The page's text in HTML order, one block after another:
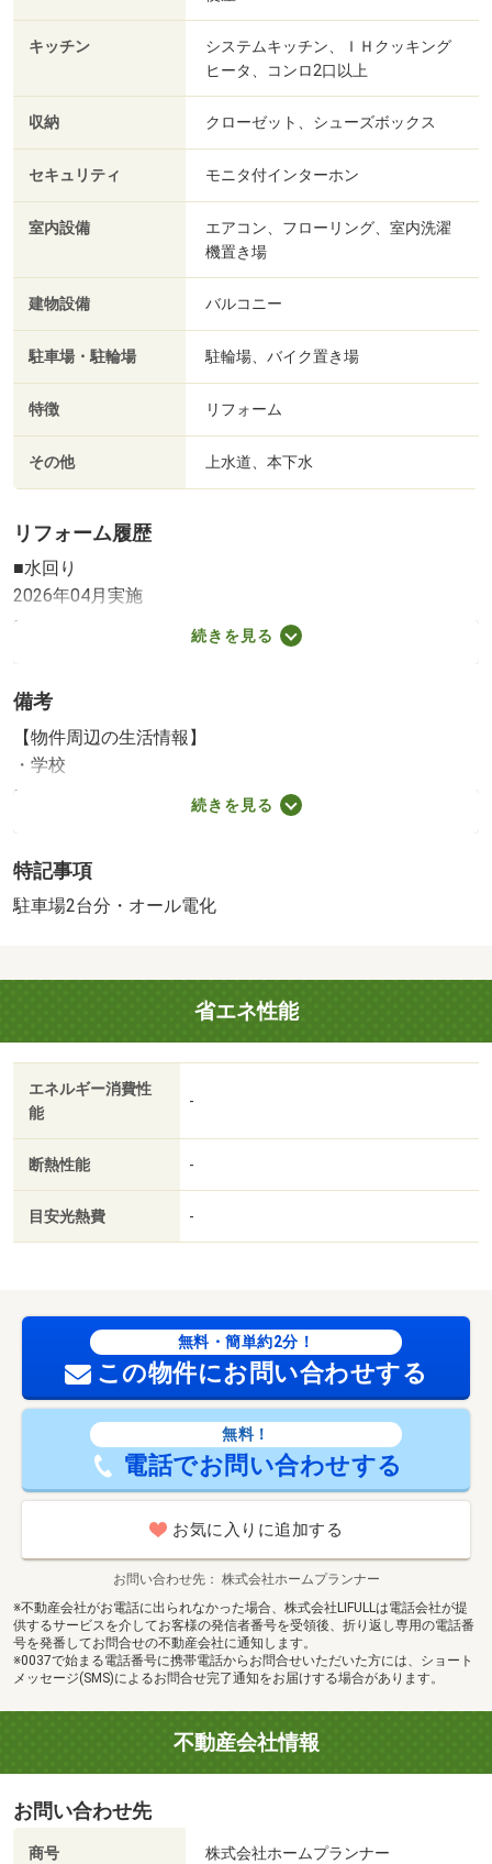
キッチン
システムキッチン、ＩＨクッキング
ヒータ、コンロ2口以上
収納 クローゼット、シューズボックス
セキュリティ モニタ付インターホン
室内設備
エアコン、フローリング、室内洗濯
機置き場
建物設備 バルコニー
駐車場・駐輪場 駐輪場、バイク置き場
特徴 リフォーム
その他 上水道、本下水
リフォーム履歴
■水回り
2026年04月実施
キッチン／浴室／トイレ
壁・天井（クロス・塗装等）／床（フローリング等）
※実施年月は、施工箇所の中で最も古いものを表示してい
ます
続きを見る
備考
【物件周辺の生活情報】
・学校
横浜市立東本郷小学校（586m）、横浜市立東鴨居中学校
総合病院（280m）、銀行（1,270m）、横浜市鴨居保育園
（1,367m）
適な生活を送ることのできる、エアコン付きの物件です。
利便性に優れ、家族で暮らすにもピッタリな４ＬＤＫで
す。ニーズの高い設備である追焚機能が付いている浴室に
なります。ＩＨキッチン付きの物件です。来訪者をモニタ
ーで確認できるＴＶインターホン付きです。設備も充実
で、快適な生活を送る事のできる、中古の 【駐車場備
専用トイレ
国土法届出：不要
販売戸数：1戸
続きを見る
特記事項
駐車場2台分・オール電化
省エネ性能
エネルギー消費性
能
-
断熱性能 -
目安光熱費 -
無料・簡単約2分！
この物件にお問い合わせする
無料！
電話でお問い合わせする
お気に入りに追加する
お問い合わせ先
株式会社ホームプランナー
※不動産会社がお電話に出られなかった場合、株式会社LIFULLは電話会社が提
供するサービスを介してお客様の発信者番号を受領後、折り返し専用の電話番
号を発番してお問合せの不動産会社に通知します。
※0037で始まる電話番号に携帯電話からお問合せいただいた方には、ショート
メッセージ(SMS)によるお問合せ完了通知をお届けする場合があります。
不動産会社情報
お問い合わせ先
商号 株式会社ホームプランナー